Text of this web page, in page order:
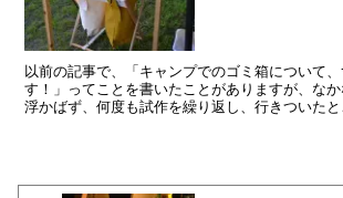
以前の記事で、「キャンプでのゴミ箱について
す！」ってことを書いたことがありますが、な
浮かばず、何度も試作を繰り返し、行きついた